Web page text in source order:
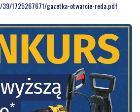
1725267671/gazetka-otwarcie-reda.pdf